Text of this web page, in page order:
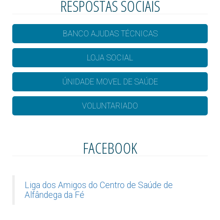
RESPOSTAS SOCIAIS
BANCO AJUDAS TÉCNICAS
LOJA SOCIAL
ÚNIDADE MOVEL DE SAÚDE
VOLUNTARIADO
FACEBOOK
Liga dos Amigos do Centro de Saúde de
Alfândega da Fé